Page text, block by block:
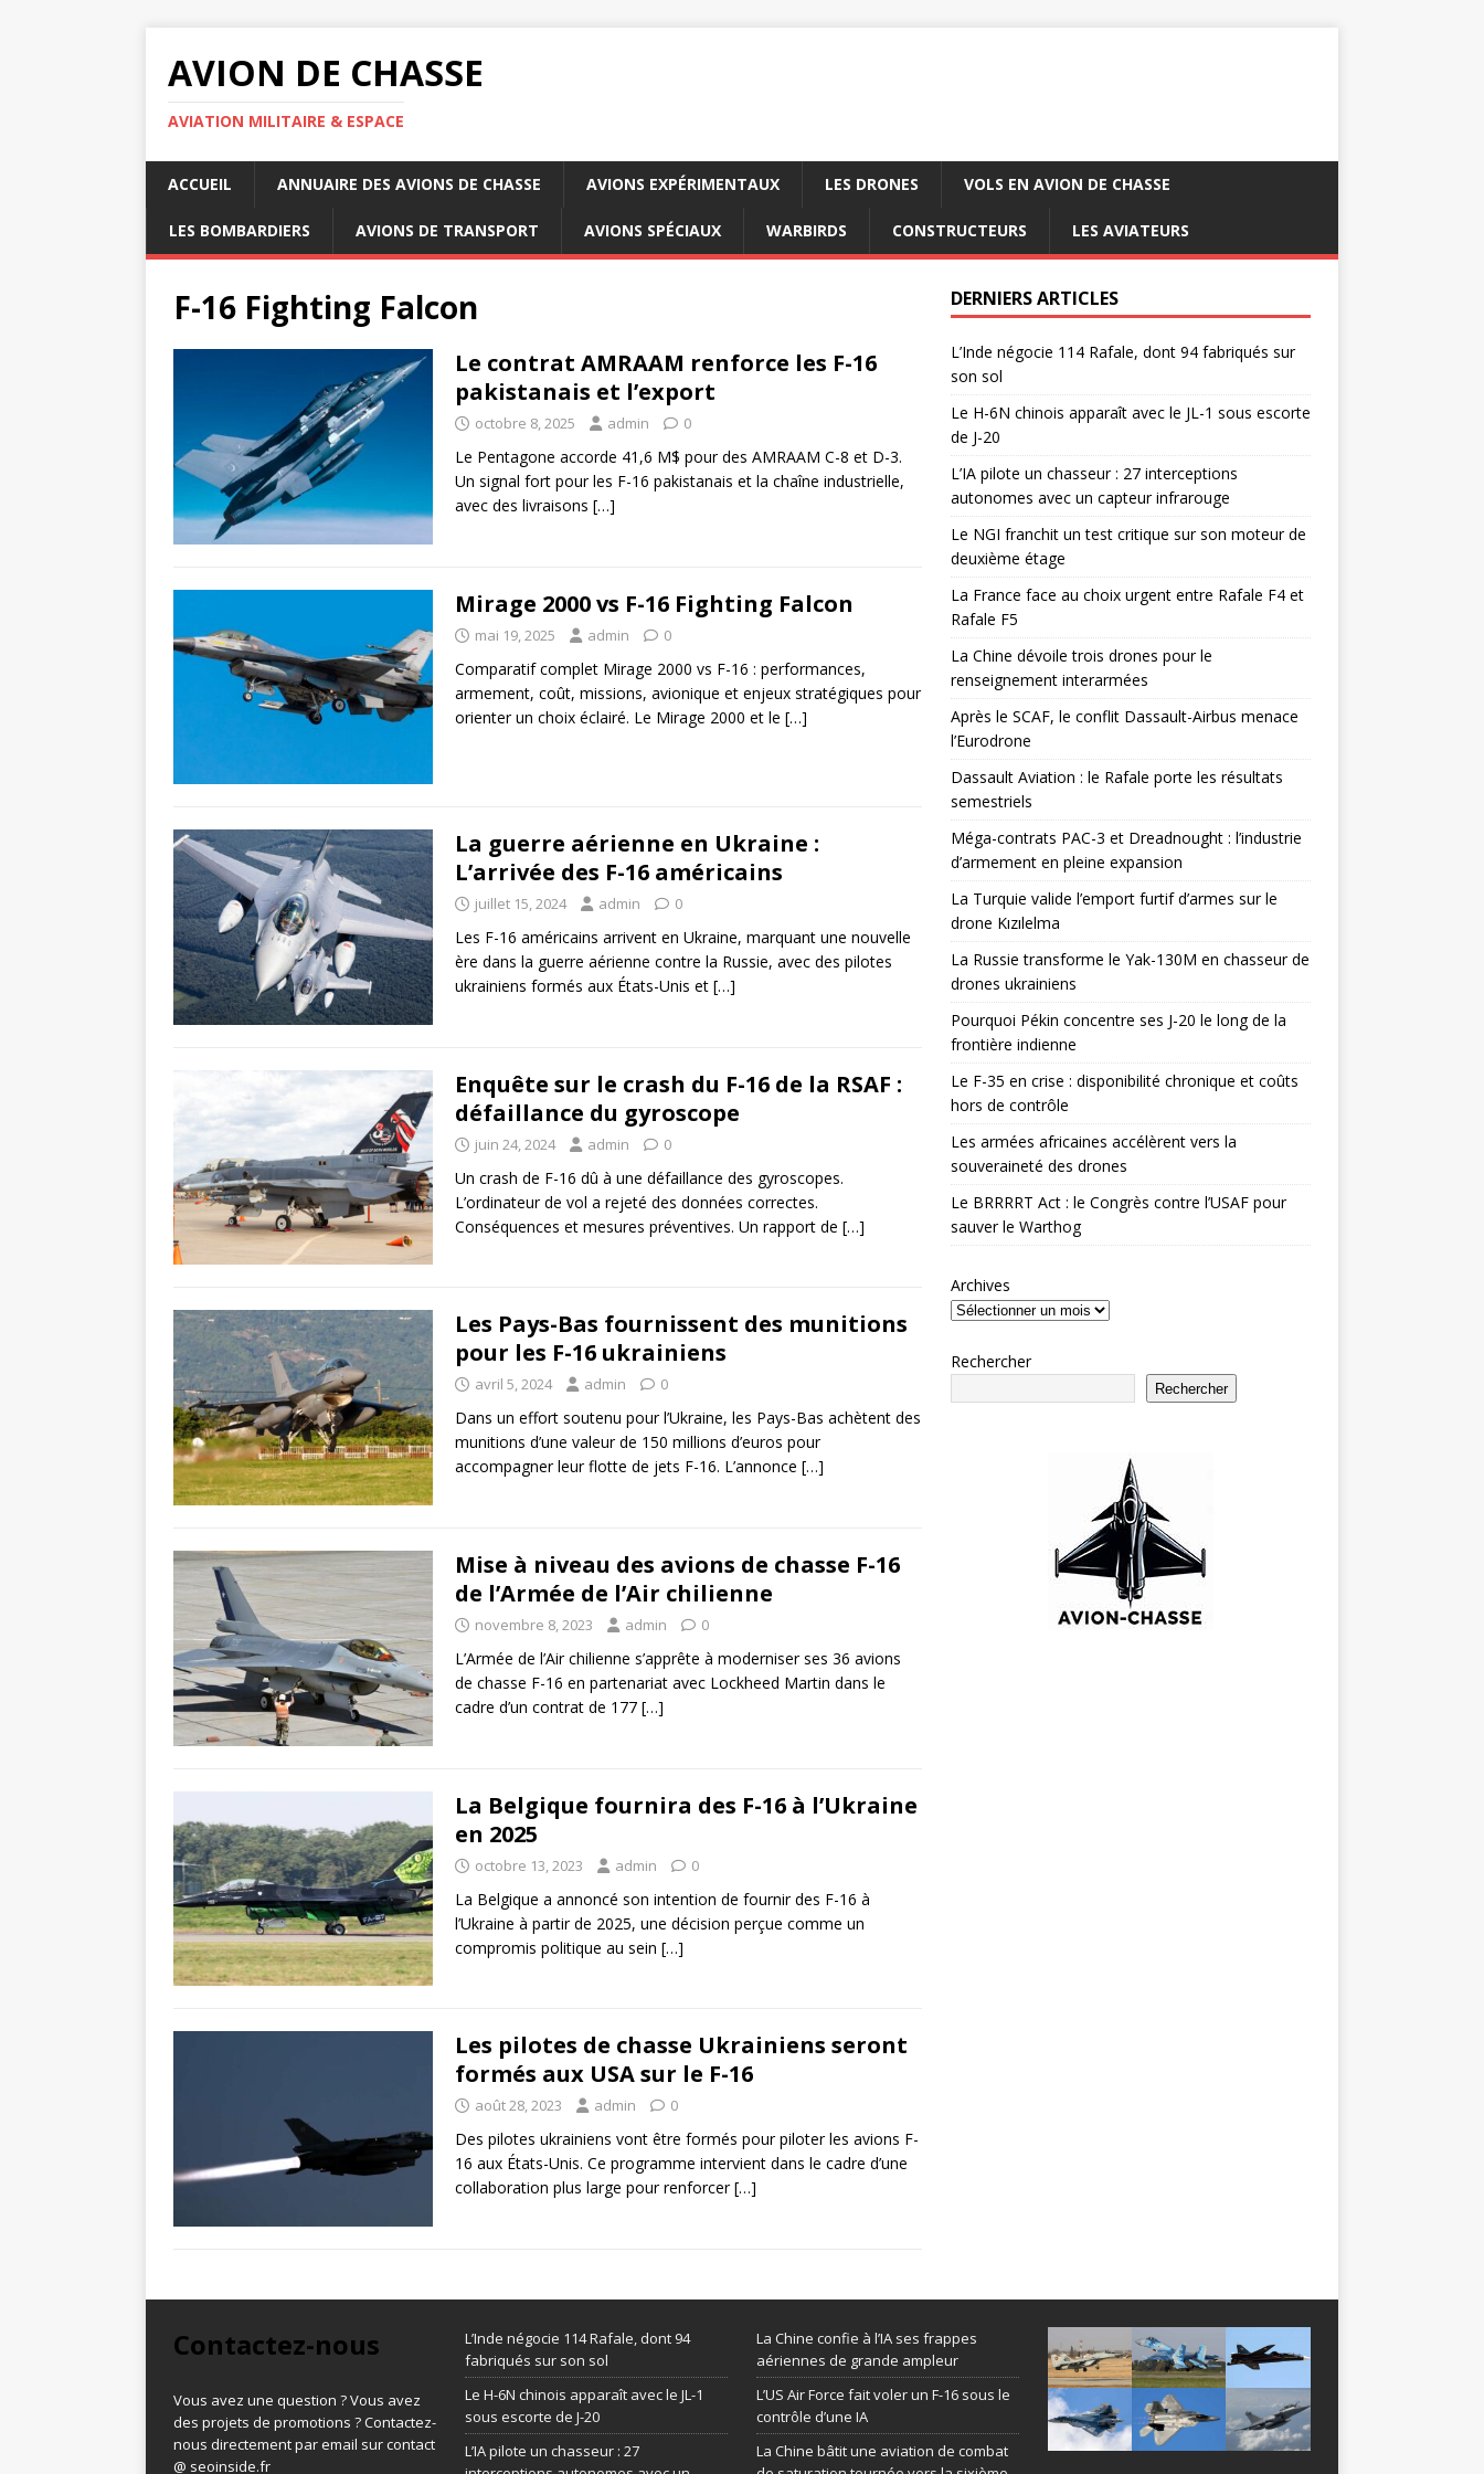
AVION DE CHASSE
AVIATION MILITAIRE & ESPACE
ACCUEIL ANNUAIRE DES AVIONS DE CHASSE AVIONS EXPÉRIMENTAUX LES DRONES VOLS EN AVION DE CHASSE
LES BOMBARDIERS AVIONS DE TRANSPORT AVIONS SPÉCIAUX WARBIRDS CONSTRUCTEURS LES AVIATEURS
F-16 Fighting Falcon
Le contrat AMRAAM renforce les F-16
pakistanais et l’export
octobre 8, 2025 admin 0
Le Pentagone accorde 41,6 M$ pour des AMRAAM C-8 et D-3.
Un signal fort pour les F-16 pakistanais et la chaîne industrielle,
avec des livraisons […]
Mirage 2000 vs F-16 Fighting Falcon
mai 19, 2025 admin 0
Comparatif complet Mirage 2000 vs F-16 : performances,
armement, coût, missions, avionique et enjeux stratégiques pour
orienter un choix éclairé. Le Mirage 2000 et le […]
La guerre aérienne en Ukraine :
L’arrivée des F-16 américains
juillet 15, 2024 admin 0
Les F-16 américains arrivent en Ukraine, marquant une nouvelle
ère dans la guerre aérienne contre la Russie, avec des pilotes
ukrainiens formés aux États-Unis et […]
Enquête sur le crash du F-16 de la RSAF :
défaillance du gyroscope
juin 24, 2024 admin 0
Un crash de F-16 dû à une défaillance des gyroscopes.
L’ordinateur de vol a rejeté des données correctes.
Conséquences et mesures préventives. Un rapport de […]
Les Pays-Bas fournissent des munitions
pour les F-16 ukrainiens
avril 5, 2024 admin 0
Dans un effort soutenu pour l’Ukraine, les Pays-Bas achètent des
munitions d’une valeur de 150 millions d’euros pour
accompagner leur flotte de jets F-16. L’annonce […]
Mise à niveau des avions de chasse F-16
de l’Armée de l’Air chilienne
novembre 8, 2023 admin 0
L’Armée de l’Air chilienne s’apprête à moderniser ses 36 avions
de chasse F-16 en partenariat avec Lockheed Martin dans le
cadre d’un contrat de 177 […]
La Belgique fournira des F-16 à l’Ukraine
en 2025
octobre 13, 2023 admin 0
La Belgique a annoncé son intention de fournir des F-16 à
l’Ukraine à partir de 2025, une décision perçue comme un
compromis politique au sein […]
Les pilotes de chasse Ukrainiens seront
formés aux USA sur le F-16
août 28, 2023 admin 0
Des pilotes ukrainiens vont être formés pour piloter les avions F-
16 aux États-Unis. Ce programme intervient dans le cadre d’une
collaboration plus large pour renforcer[…]
DERNIERS ARTICLES
L’Inde négocie 114 Rafale, dont 94 fabriqués sur
son sol
Le H-6N chinois apparaît avec le JL-1 sous escorte
de J-20
L’IA pilote un chasseur : 27 interceptions
autonomes avec un capteur infrarouge
Le NGI franchit un test critique sur son moteur de
deuxième étage
La France face au choix urgent entre Rafale F4 et
Rafale F5
La Chine dévoile trois drones pour le
renseignement interarmées
Après le SCAF, le conflit Dassault-Airbus menace
l’Eurodrone
Dassault Aviation : le Rafale porte les résultats
semestriels
Méga-contrats PAC-3 et Dreadnought : l’industrie
d’armement en pleine expansion
La Turquie valide l’emport furtif d’armes sur le
drone Kızılelma
La Russie transforme le Yak-130M en chasseur de
drones ukrainiens
Pourquoi Pékin concentre ses J-20 le long de la
frontière indienne
Le F-35 en crise : disponibilité chronique et coûts
hors de contrôle
Les armées africaines accélèrent vers la
souveraineté des drones
Le BRRRRT Act : le Congrès contre l’USAF pour
sauver le Warthog
Archives
Rechercher
Rechercher
Contactez-nous
Vous avez une question ? Vous avez
des projets de promotions ? Contactez-
nous directement par email sur contact
@ seoinside.fr
L’Inde négocie 114 Rafale, dont 94
fabriqués sur son sol
Le H-6N chinois apparaît avec le JL-1
sous escorte de J-20
L’IA pilote un chasseur : 27
La Chine confie à l’IA ses frappes
aériennes de grande ampleur
L’US Air Force fait voler un F-16 sous le
contrôle d’une IA
La Chine bâtit une aviation de combat